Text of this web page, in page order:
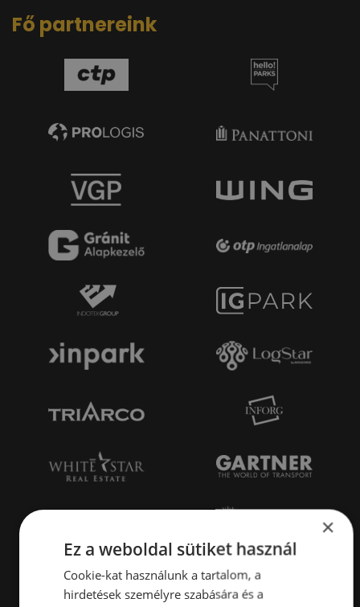
Fő partnereink
×
Ez a weboldal sütiket használ
Cookie-kat használunk a tartalom, a
hirdetések személyre szabására és a